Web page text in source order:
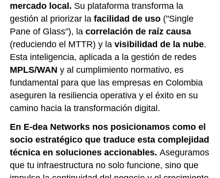
mercado local. Su plataforma transforma la
gestión al priorizar la facilidad de uso ("Single
Pane of Glass"), la correlación de raíz causa
(reduciendo el MTTR) y la visibilidad de la nube.
Esta inteligencia, aplicada a la gestión de redes
MPLS/WAN y al cumplimiento normativo, es
fundamental para que las empresas en Colombia
aseguren la resiliencia operativa y el éxito en su
camino hacia la transformación digital.
En E-dea Networks nos posicionamos como el
socio estratégico que traduce esta complejidad
técnica en soluciones accionables. Aseguramos
que tu infraestructura no solo funcione, sino que